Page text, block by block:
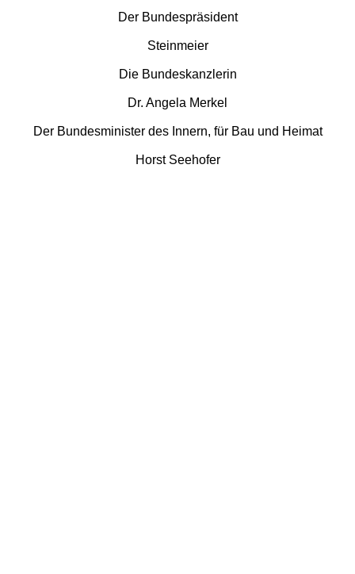
Der Bundespräsident
Steinmeier
Die Bundeskanzlerin
Dr. Angela Merkel
Der Bundesminister des Innern, für Bau und Heimat
Horst Seehofer